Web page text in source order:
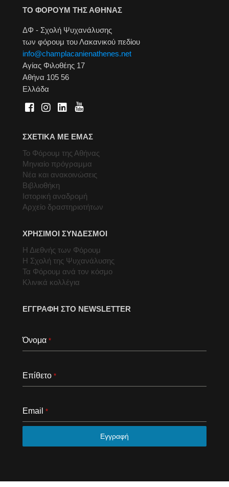
ΤΟ ΦΟΡΟΥΜ ΤΗΣ ΑΘΗΝΑΣ
ΔΦ - Σχολή Ψυχανάλυσης
των φόρουμ του Λακανικού πεδίου
info@champlacanienathenes.net
Αγίας Φιλοθέης 17
Αθήνα 105 56
Ελλάδα
ΣΧΕΤΙΚΑ ΜΕ ΕΜΑΣ
Το Φόρουμ της Αθήνας
Μηνιαίο πρόγραμμα
Νέα και ανακοινώσεις
Βιβλιοθήκη
Ιστορική αναδρομή
Αρχείο δραστηριοτήτων
ΧΡΗΣΙΜΟΙ ΣΥΝΔΕΣΜΟΙ
Η Διεθνής των Φόρουμ
Η Σχολή της Ψυχανάλυσης
Τα Φόρουμ ανά τον κόσμο
Κλινικά κολλέγια
ΕΓΓΡΑΦΗ ΣΤΟ NEWSLETTER
Όνομα *
Επίθετο *
Email *
Εγγραφή